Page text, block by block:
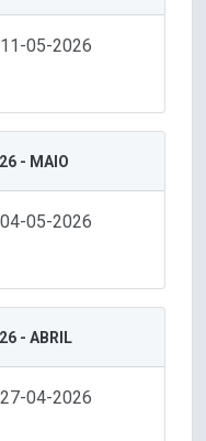
11-05-2026
- MAIO
04-05-2026
- ABRIL
27-04-2026